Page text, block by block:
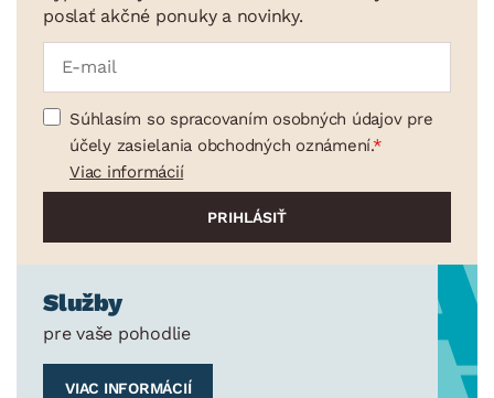
poslať akčné ponuky a novinky.
Súhlasím so spracovaním osobných údajov pre
účely zasielania obchodných oznámení.
Viac informácií
Služby
pre vaše pohodlie
VIAC INFORMÁCIÍ